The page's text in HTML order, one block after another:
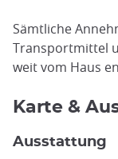
Sämtliche
Transportmittel
weit vom Haus
Karte &
Ausstattung